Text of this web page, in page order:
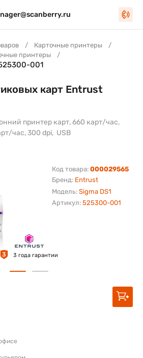
Карточные принтеры
принтеры
001
Бренд: Entrust
Модель: Sigma DS1
Код товара: 000029565
Артикул: 525300-001
карт Entrust
принтер карт, 660 карт/час,
час, 300 dpi, USB
3 3 года гарантии